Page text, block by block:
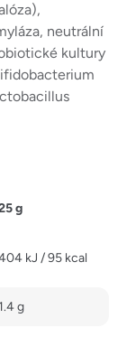
neutrální
kultury
g
kJ / 95 kcal
1.4 g